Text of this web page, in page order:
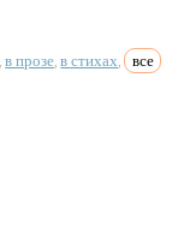
в прозе в стихах все